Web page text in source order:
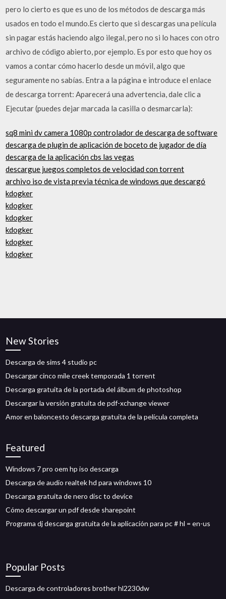
pero lo cierto es que es uno de los métodos de descarga más
usados en todo el mundo.Es cierto que si descargas una película
sin pagar estás haciendo algo ilegal, pero no si lo haces con otro
archivo de código abierto, por ejemplo. Es por esto que hoy os
vamos a contar cómo hacerlo desde un móvil, algo que
seguramente no sabías. Entra a la página e introduce el enlace
de descarga torrent: Aparecerá una advertencia, dale clic a
Ejecutar (puedes dejar marcada la casilla o desmarcarla):
sq8 mini dv camera 1080p controlador de descarga de software
descarga de plugin de aplicación de boceto de jugador de día
descarga de la aplicación cbs las vegas
descargue juegos completos de velocidad con torrent
archivo iso de vista previa técnica de windows que descargó
kdogker
kdogker
kdogker
kdogker
kdogker
kdogker
New Stories
Descarga de sims 4 studio pc
Descargar cinco mile creek temporada 1 torrent
Descarga gratuita de la portada del álbum de photoshop
Descargar la versión gratuita de pdf-xchange viewer
Amor en baloncesto descarga gratuita de la película completa
Featured
Windows 7 pro oem hp iso descarga
Descarga de audio realtek hd para windows 10
Descarga gratuita de nero disc to device
Cómo descargar un pdf desde sharepoint
Programa dj descarga gratuita de la aplicación para pc # hl = en-us
Popular Posts
Descarga de controladores brother hl2230dw